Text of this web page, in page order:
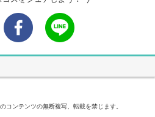
コンテンツの無断複写、転載を禁じます。